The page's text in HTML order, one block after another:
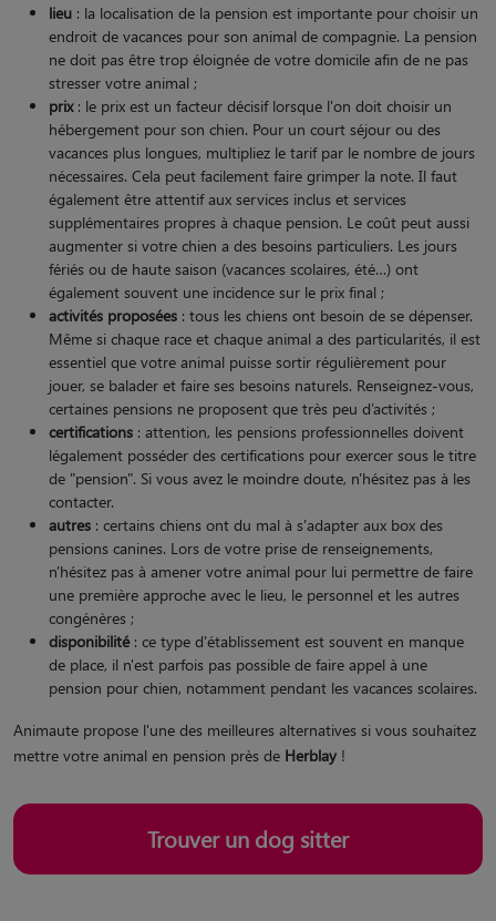
lieu : la localisation de la pension est importante pour choisir un
endroit de vacances pour son animal de compagnie. La pension
ne doit pas être trop éloignée de votre domicile afin de ne pas
stresser votre animal ;
prix: le prix est un facteur décisif lorsque l'on doit choisir un
hébergement pour son chien. Pour un court séjour ou des
vacances plus longues, multipliez le tarif par le nombre de jours
nécessaires. Cela peut facilement faire grimper la note. Il faut
également être attentif aux services inclus et services
supplémentaires propres à chaque pension. Le coût peut aussi
augmenter si votre chien a des besoins particuliers. Les jours
fériés ou de haute saison (vacances scolaires, été…) ont
également souvent une incidence sur le prix final ;
activités proposées : tous les chiens ont besoin de se dépenser.
Même si chaque race et chaque animal a des particularités, il est
essentiel que votre animal puisse sortir régulièrement pour
jouer, se balader et faire ses besoins naturels. Renseignez-vous,
certaines pensions ne proposent que très peu d’activités ;
certifications : attention, les pensions professionnelles doivent
légalement posséder des certifications pour exercer sous le titre
de "pension". Si vous avez le moindre doute, n'hésitez pas à les
contacter.
autres : certains chiens ont du mal à s'adapter aux box des
pensions canines. Lors de votre prise de renseignements,
n'hésitez pas à amener votre animal pour lui permettre de faire
une première approche avec le lieu, le personnel et les autres
congénères ;
disponibilité: ce type d'établissement est souvent en manque
de place, il n'est parfois pas possible de faire appel à une
pension pour chien, notamment pendant les vacances scolaires.
Animaute propose l'une des meilleures alternatives si vous souhaitez
mettre votre animal en pension près de Herblay !
Trouver un dog sitter